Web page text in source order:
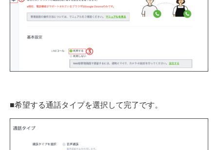
■希望する通話タイプを選択して完了です。